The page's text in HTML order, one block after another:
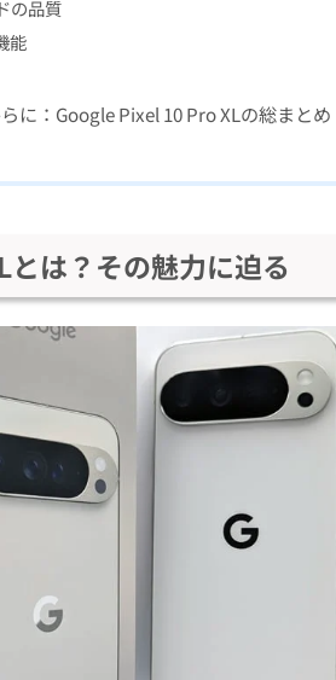
の品質
能
に：Google Pixel 10 Pro XLの総まとめ
は？その魅力に迫る